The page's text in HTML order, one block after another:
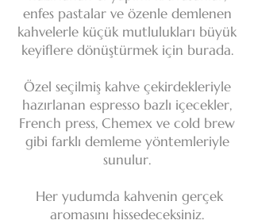
enfes pastalar ve özenle demlenen
kahvelerle küçük mutlulukları büyük
keyiflere dönüştürmek için burada.
Özel seçilmiş kahve çekirdekleriyle
hazırlanan espresso bazlı içecekler,
French press, Chemex ve cold brew
gibi farklı demleme yöntemleriyle
sunulur.
Her yudumda kahvenin gerçek
aromasını hissedeceksiniz.